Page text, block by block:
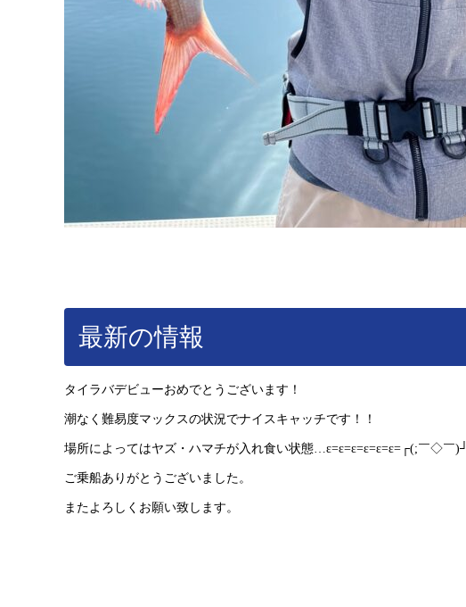
最新の情報
タイラバデビューおめでとうございます！
潮なく難易度マックスの状況でナイスキャッチです！！
場所によってはヤズ・ハマチが入れ食い状態…ε=ε=ε=ε=ε=ε=┌(;￣◇￣)┘
ご乗船ありがとうございました。
またよろしくお願い致します。